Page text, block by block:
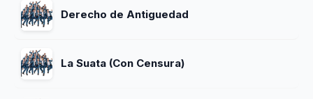
Derecho de Antiguedad
La Suata (Con Censura)